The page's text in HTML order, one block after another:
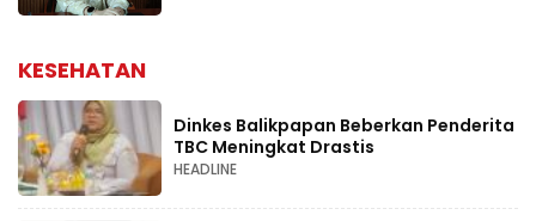
KESEHATAN
Dinkes Balikpapan Beberkan Penderita
TBC Meningkat Drastis
HEADLINE